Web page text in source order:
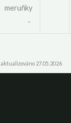
meruňky
-
aktualizováno 27.05.2026